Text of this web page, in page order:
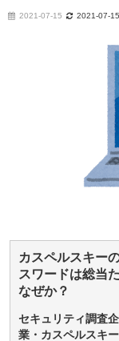
2021-07-15 2021-07-15
カスペルスキー
スワードは総当
なぜか？
セキュリティ調査
業・カスペルスキ